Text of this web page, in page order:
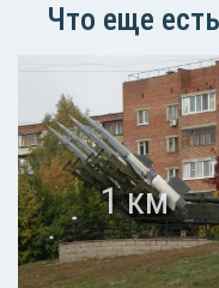
Что еще
1 км